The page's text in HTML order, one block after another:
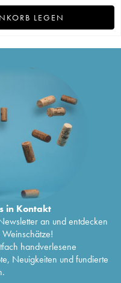
LEGEN
in Kontakt
an und entdecken
handverlesene
Neuigkeiten und fundierte